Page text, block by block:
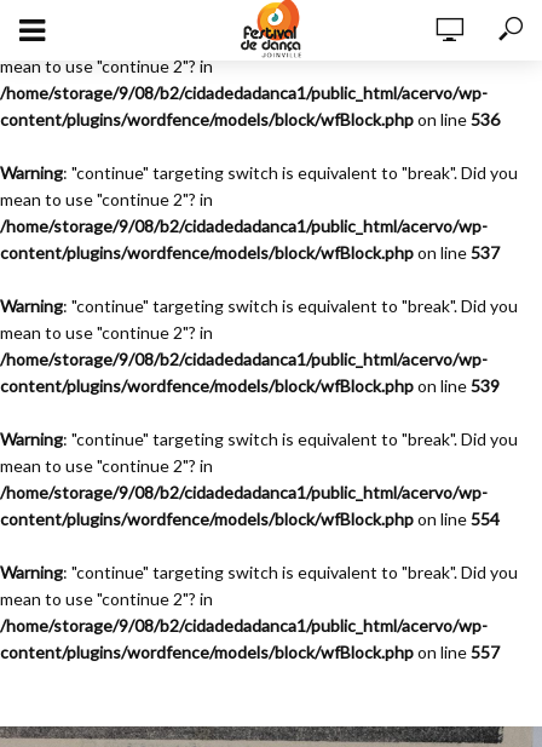
Warning
: "continue" targeting switch is equivalent to "break". Did you
mean to use "continue 2"? in
/home/storage/9/08/b2/cidadedadanca1/public_html/acervo/wp-
content/plugins/wordfence/models/block/wfBlock.phpon line536
Warning: "continue" targeting switch is equivalent to "break". Did you
mean to use "continue 2"? in
/home/storage/9/08/b2/cidadedadanca1/public_html/acervo/wp-
content/plugins/wordfence/models/block/wfBlock.phpon line537
Warning: "continue" targeting switch is equivalent to "break". Did you
mean to use "continue 2"? in
/home/storage/9/08/b2/cidadedadanca1/public_html/acervo/wp-
content/plugins/wordfence/models/block/wfBlock.phpon line539
Warning: "continue" targeting switch is equivalent to "break". Did you
mean to use "continue 2"? in
/home/storage/9/08/b2/cidadedadanca1/public_html/acervo/wp-
content/plugins/wordfence/models/block/wfBlock.phpon line554
Warning: "continue" targeting switch is equivalent to "break". Did you
mean to use "continue 2"? in
/home/storage/9/08/b2/cidadedadanca1/public_html/acervo/wp-
content/plugins/wordfence/models/block/wfBlock.phpon line557